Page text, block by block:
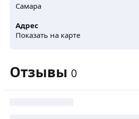
Самара
Адрес
Показать на карте
Отзывы 0